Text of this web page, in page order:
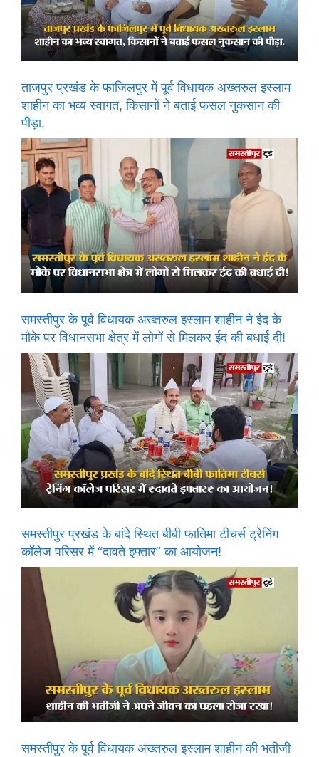
ताजपुर प्रखंड के फाजिलपुर में पूर्व विधायक अख्तरुल इस्लाम
शाहीन का भव्य स्वागत, किसानों ने बताई फसल नुकसान की
पीड़ा.
समस्तीपुर के पूर्व विधायक अख्तरुल इस्लाम शाहीन ने ईद के
मौके पर विधानसभा क्षेत्र में लोगों से मिलकर ईद की बधाई दी!
समस्तीपुर प्रखंड के बांदे स्थित बीबी फातिमा टीचर्स ट्रेनिंग
कॉलेज परिसर में “दावते इफ्तार” का आयोजन!
समस्तीपुर के पूर्व विधायक अख्तरुल इस्लाम शाहीन की भतीजी